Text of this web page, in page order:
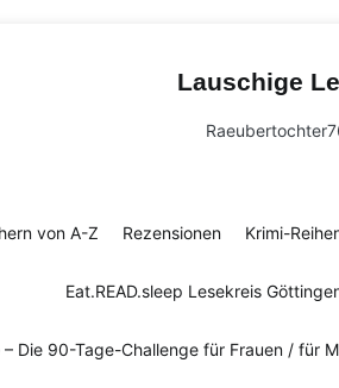
Lauschige
von A-Z Rezensionen Krimi-
Eat.READ.sleep Lesekreis
– Die 90-Tage-Challenge für Frauen / für